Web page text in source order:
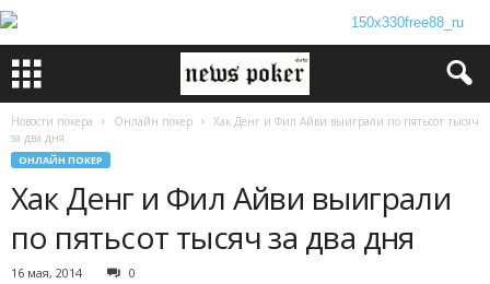
Новости покера Онлайн покер
Хак Денг и Фил Айви выиграли по пятьсот тысяч
за два дня
ОНЛАЙН ПОКЕР
Хак Денг и Фил Айви выиграли
по пятьсот тысяч за два дня
16 мая, 2014 0